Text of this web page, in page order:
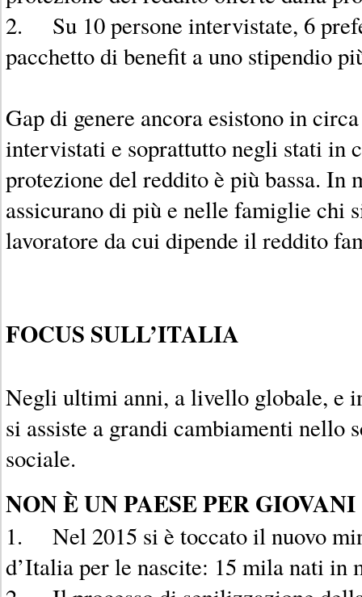
2. Su 10 persone intervistate, 6
pacchetto di benefit a uno stipendio
Gap di genere ancora esistono in
intervistati e soprattutto negli stati in
protezione del reddito è più bassa. In
assicurano di più e nelle famiglie chi
lavoratore da cui dipende il reddito
FOCUS SULL’ITALIA
Negli ultimi anni, a livello globale, e
si assiste a grandi cambiamenti nello
sociale.
NON È UN PAESE PER GIOVANI
1. Nel 2015 si è toccato il nuovo
d’Italia per le nascite: 15 mila nati in